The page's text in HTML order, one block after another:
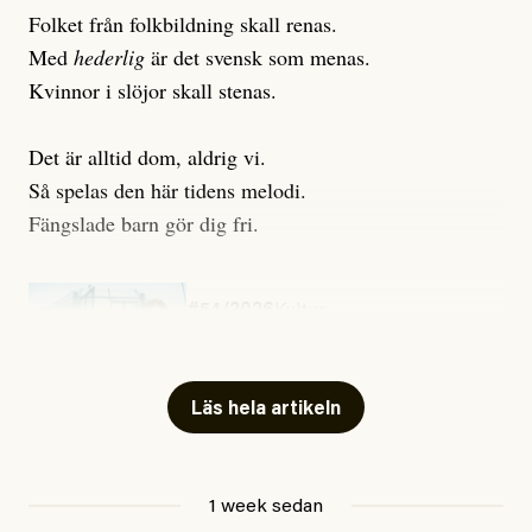
Folket från folkbildning skall renas.
Med hederlig är det svensk som menas.
Kvinnor i slöjor skall stenas.
Det är alltid dom, aldrig vi.
Så spelas den här tidens melodi.
Fängslade barn gör dig fri.
Läs hela artikeln
1 week sedan